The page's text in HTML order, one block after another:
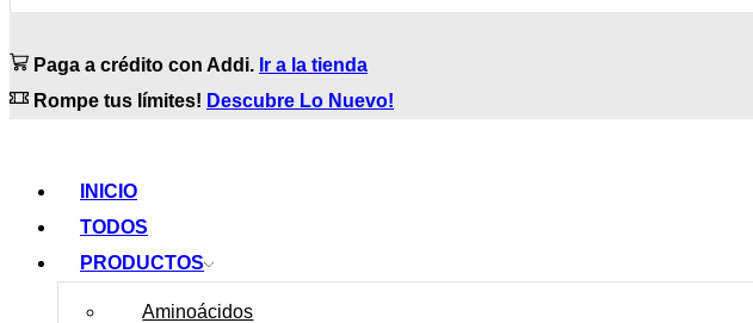
Paga a crédito con Addi. Ir a la tienda
Rompe tus límites! Descubre Lo Nuevo!
INICIO
TODOS
PRODUCTOS
Aminoácidos